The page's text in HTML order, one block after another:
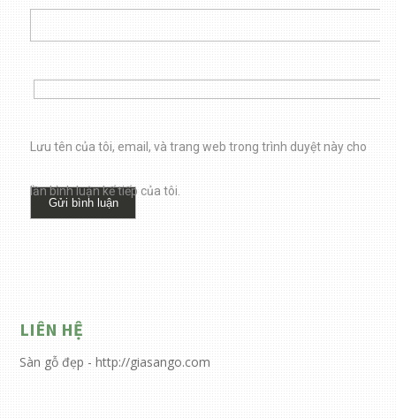
Lưu tên của tôi, email, và trang web trong trình duyệt này cho
lần bình luận kế tiếp của tôi.
LIÊN HỆ
Sàn gỗ đẹp - http://giasango.com